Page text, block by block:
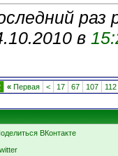
раз
в
« Первая < 17 67 107 112
ВКонтакте